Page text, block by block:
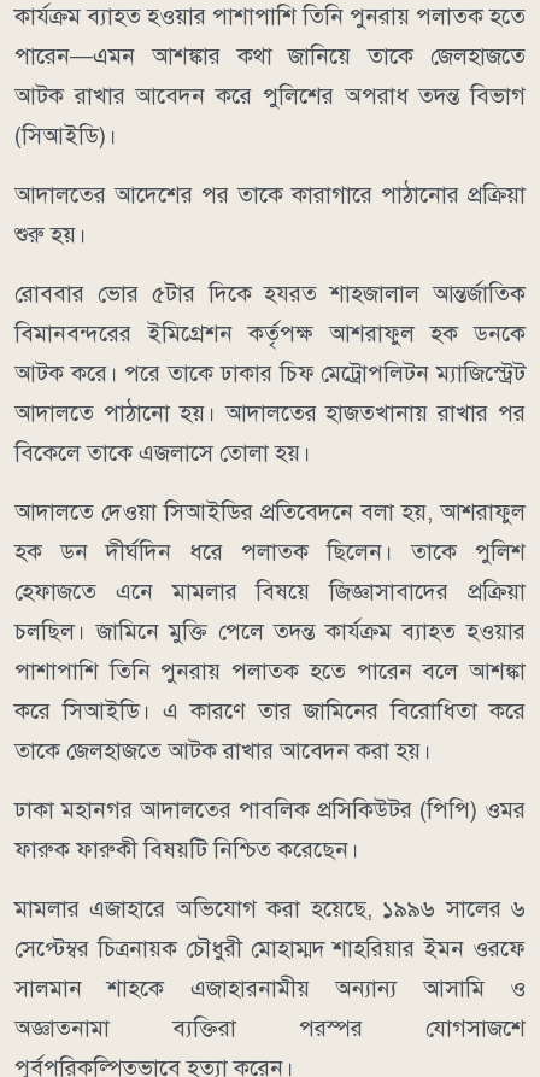
কার্যক্রম ব্যাহত হওয়ার পাশাপাশি তিনি পুনরায় পলাতক হতে
পারেন—এমন আশঙ্কার কথা জানিয়ে তাকে জেলহাজতে
আটক রাখার আবেদন করে পুলিশের অপরাধ তদন্ত বিভাগ
(সিআইডি)।
আদালতের আদেশের পর তাকে কারাগারে পাঠানোর প্রক্রিয়া
শুরু হয়।
রোববার ভোর ৫টার দিকে হযরত শাহজালাল আন্তর্জাতিক
বিমানবন্দরের ইমিগ্রেশন কর্তৃপক্ষ আশরাফুল হক ডনকে
আটক করে। পরে তাকে ঢাকার চিফ মেট্রোপলিটন ম্যাজিস্ট্রেট
আদালতে পাঠানো হয়। আদালতের হাজতখানায় রাখার পর
বিকেলে তাকে এজলাসে তোলা হয়।
আদালতে দেওয়া সিআইডির প্রতিবেদনে বলা হয়, আশরাফুল
হক ডন দীর্ঘদিন ধরে পলাতক ছিলেন। তাকে পুলিশ
হেফাজতে এনে মামলার বিষয়ে জিজ্ঞাসাবাদের প্রক্রিয়া
চলছিল। জামিনে মুক্তি পেলে তদন্ত কার্যক্রম ব্যাহত হওয়ার
পাশাপাশি তিনি পুনরায় পলাতক হতে পারেন বলে আশঙ্কা
করে সিআইডি। এ কারণে তার জামিনের বিরোধিতা করে
তাকে জেলহাজতে আটক রাখার আবেদন করা হয়।
ঢাকা মহানগর আদালতের পাবলিক প্রসিকিউটর (পিপি) ওমর
ফারুক ফারুকী বিষয়টি নিশ্চিত করেছেন।
মামলার এজাহারে অভিযোগ করা হয়েছে, ১৯৯৬ সালের ৬
সেপ্টেম্বর চিত্রনায়ক চৌধুরী মোহাম্মদ শাহরিয়ার ইমন ওরফে
সালমান শাহকে এজাহারনামীয় অন্যান্য আসামি ও
অজ্ঞাতনামা ব্যক্তিরা পরস্পর যোগসাজশে
পূর্বপরিকল্পিতভাবে হত্যা করেন।